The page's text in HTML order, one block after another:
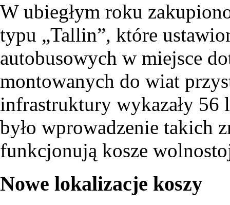
W ubiegłym roku
typu „Tallin”, które
autobusowych w miejsce
montowanych do wiat
infrastruktury wykazały 56
było wprowadzenie takich
funkcjonują kosze
Nowe lokalizacje koszy